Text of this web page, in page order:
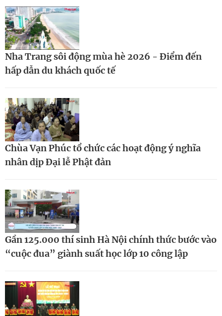
Nha Trang sôi động mùa hè 2026 - Điểm đến
hấp dẫn du khách quốc tế
Chùa Vạn Phúc tổ chức các hoạt động ý nghĩa
nhân dịp Đại lễ Phật đản
Gần 125.000 thí sinh Hà Nội chính thức bước vào
“cuộc đua” giành suất học lớp 10 công lập